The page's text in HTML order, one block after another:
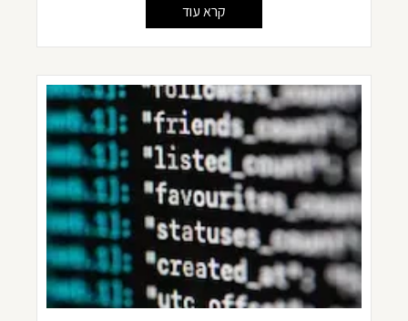
קרא עוד